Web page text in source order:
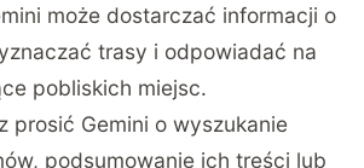
może dostarczać informacji o
trasy i odpowiadać na
pobliskich miejsc.
prosić Gemini o wyszukanie
podsumowanie ich treści lub